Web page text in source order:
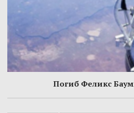
Погиб Феликс